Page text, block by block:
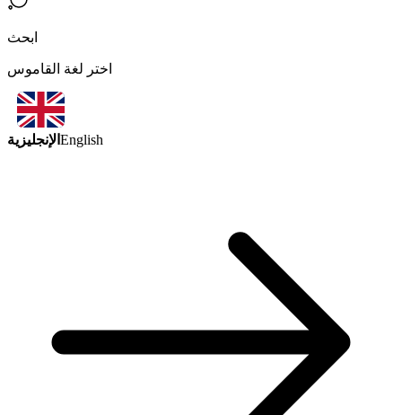
ابحث
اختر لغة القاموس
الإنجليزية English